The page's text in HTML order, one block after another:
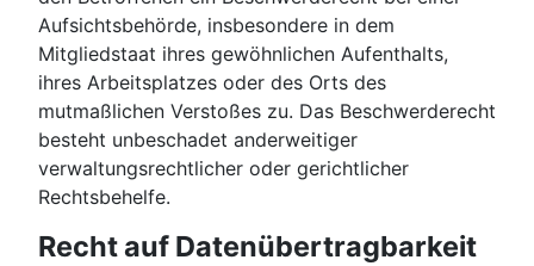
Aufsichtsbehörde, insbesondere in dem
Mitgliedstaat ihres gewöhnlichen Aufenthalts,
ihres Arbeitsplatzes oder des Orts des
mutmaßlichen Verstoßes zu. Das Beschwerderecht
besteht unbeschadet anderweitiger
verwaltungsrechtlicher oder gerichtlicher
Rechtsbehelfe.
Recht auf Daten­übertrag­barkeit